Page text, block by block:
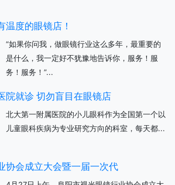
温度的眼镜店！
“如果你问我，做眼镜行业这么多年，最重要的
是什么，我一定好不犹豫地告诉你，服务！服
务！服务！”...
院就诊 切勿盲目在眼镜店
北大第一附属医院的小儿眼科作为全国第一个以
儿童眼科疾病为专业研究方向的科室，每天都...
协会成立大会暨一届一次代